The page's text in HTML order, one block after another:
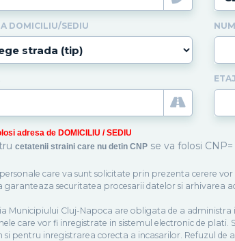
DOMICILIU/SEDIU
ETAJ
adresa de DOMICILIU / SEDIU
cetatenii straini care nu detin CNP se va folosi CNP=
care va sunt solicitate prin prezenta cerere
garanteaza securitatea procesarii datelor si arhivarea
Municipiului Cluj-Napoca are obligata de a
care vor fi inregistrate in sistemul electronic de
si pentru inregistrarea corecta a incasarilor. Refuzul